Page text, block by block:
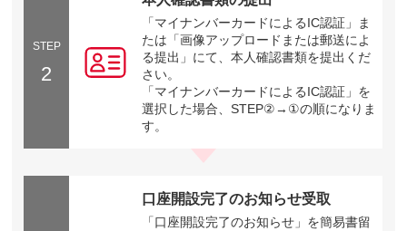
STEP
2
「マイナンバーカードによるIC認証」ま
たは「画像アップロードまたは郵送によ
る提出」にて、本人確認書類を提出くだ
さい。
「マイナンバーカードによるIC認証」を
選択した場合、STEP②→①の順になりま
す。
口座開設完了のお知らせ受取
「口座開設完了のお知らせ」を簡易書留